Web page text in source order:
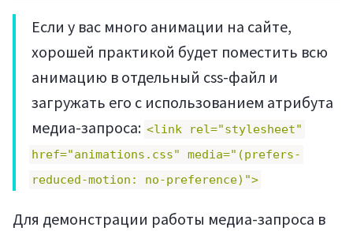
Войти
Если у вас много анимации на сайте,
хорошей практикой будет поместить всю
анимацию в отдельный css-файл и
загружать его с использованием атрибута
медиа-запроса: <link rel="stylesheet"
href="animations.css" media="(prefers-
reduced-motion: no-preference)">
Для демонстрации работы медиа-запроса в